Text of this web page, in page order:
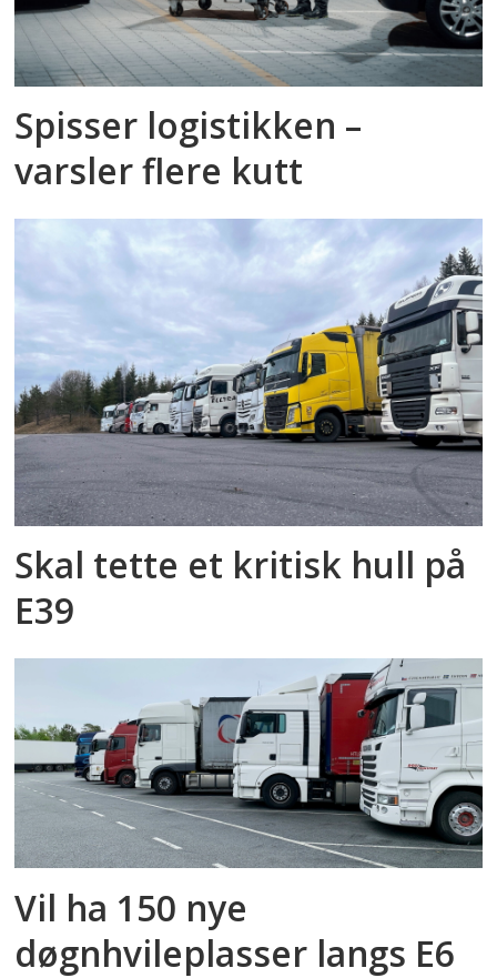
Spisser logistikken –
varsler flere kutt
Skal tette et kritisk hull på
E39
Vil ha 150 nye
døgnhvileplasser langs E6